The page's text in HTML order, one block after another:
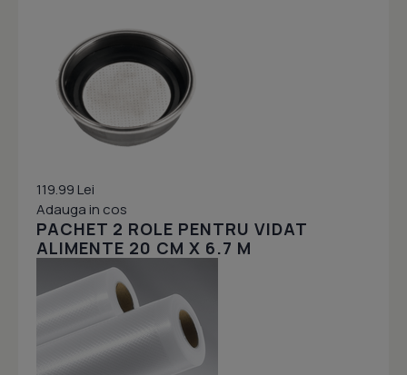
119.99 Lei
Adauga in cos
PACHET 2 ROLE PENTRU VIDAT
ALIMENTE 20 CM X 6.7 M